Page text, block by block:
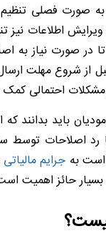
به صورت فصلی
اطلاعات نیز
از شروع مهلت
مشکلات احتمالی
باید بدانند که
اصلاحات توسط
به جرایم مالیاتی
بسیار حائز اهمیت